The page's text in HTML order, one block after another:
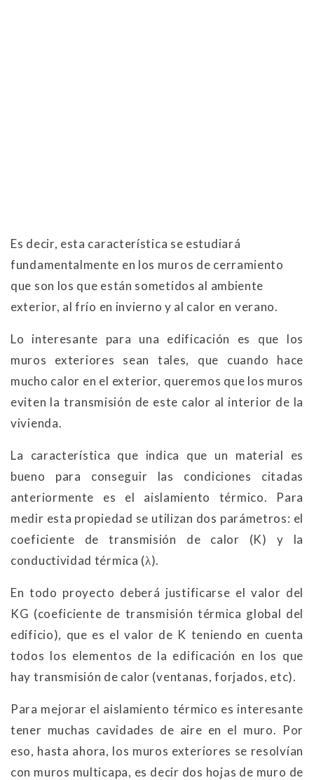
Es decir, esta característica se estudiará
fundamentalmente en los muros de cerramiento
que son los que están sometidos al ambiente
exterior, al frío en invierno y al calor en verano.
Lo interesante para una edificación es que los
muros exteriores sean tales, que cuando hace
mucho calor en el exterior, queremos que los muros
eviten la transmisión de este calor al interior de la
vivienda.
La característica que indica que un material es
bueno para conseguir las condiciones citadas
anteriormente es el aislamiento térmico. Para
medir esta propiedad se utilizan dos parámetros: el
coeficiente de transmisión de calor (K) y la
conductividad térmica (λ).
En todo proyecto deberá justificarse el valor del
KG (coeficiente de transmisión térmica global del
edificio), que es el valor de K teniendo en cuenta
todos los elementos de la edificación en los que
hay transmisión de calor (ventanas, forjados, etc).
Para mejorar el aislamiento térmico es interesante
tener muchas cavidades de aire en el muro. Por
eso, hasta ahora, los muros exteriores se resolvían
con muros multicapa, es decir dos hojas de muro de